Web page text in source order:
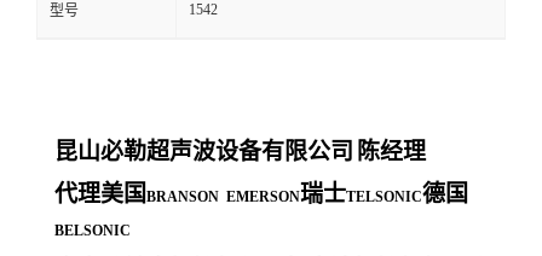
型号 1542
昆山必勒超声波设备有限公司 陈经理
代理美国 BRANSON EMERSON瑞士TELSONIC德国
BELSONIC